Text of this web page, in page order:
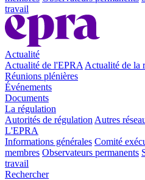
travail
Actualité
Actualité de l'EPRA Actualité de la
Réunions plénières
Événements
Documents
La régulation
Autorités de régulation Autres
L'EPRA
Informations générales Comité
membres Observateurs permanents
travail
Rechercher